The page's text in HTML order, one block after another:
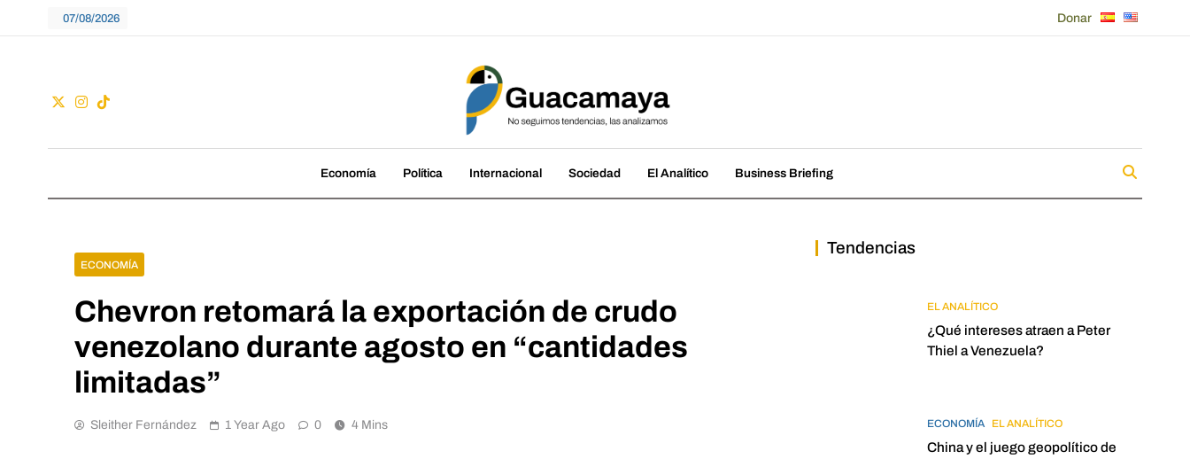
07/08/2026 Donar
Guacamaya
Economía Política Internacional Sociedad El Analítico Business Briefing
ECONOMÍA
Chevron retomará la exportación de crudo
venezolano durante agosto en “cantidades
limitadas”
Sleither Fernández 1 Year Ago 0 4 Mins
Tendencias
EL ANALÍTICO
¿Qué intereses atraen a Peter
Thiel a Venezuela?
ECONOMÍA EL ANALÍTICO
China y el juego geopolítico de